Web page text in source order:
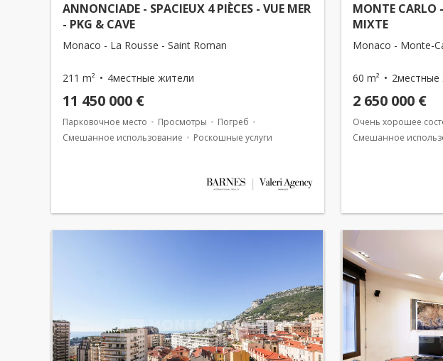
ANNONCIADE - SPACIEUX 4 PIÈCES - VUE MER
- PKG & CAVE
Monaco - La Rousse - Saint Roman
211 m² 4местные жители
11 450 000 €
Парковочное место Просмотры
Погреб
Смешанное использование
Роскошные услуги
MONTE CARLO
MIXTE
Monaco - Monte-
60 m² 2местные
2 650 000 €
Очень хорошее
Смешанное